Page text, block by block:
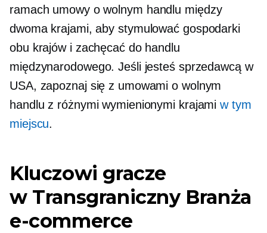
ramach umowy o wolnym handlu między
dwoma krajami, aby stymulować gospodarki
obu krajów i zachęcać do handlu
międzynarodowego. Jeśli jesteś sprzedawcą w
USA, zapoznaj się z umowami o wolnym
handlu z różnymi wymienionymi krajamiw tym
miejscu.
Kluczowi gracze
w TransgranicznyBranża
e-commerce